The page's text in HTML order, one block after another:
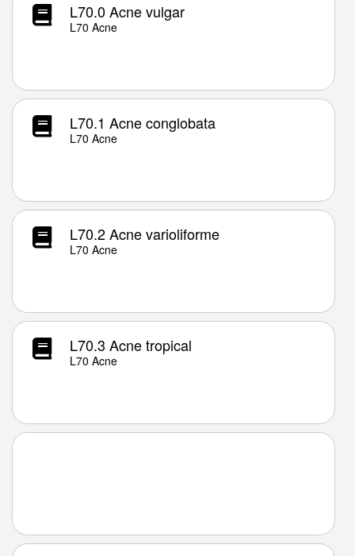
L70.0 Acne vulgar
L70 Acne
L70.1 Acne conglobata
L70 Acne
L70.2 Acne varioliforme
L70 Acne
L70.3 Acne tropical
L70 Acne